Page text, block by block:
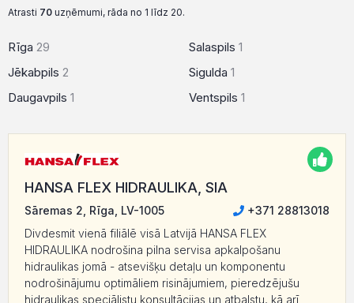
Atrasti 70 uzņēmumi, rāda no 1 līdz 20.
Rīga 29
Jēkabpils 2
Daugavpils 1
Salaspils 1
Sigulda 1
Ventspils 1
HANSA FLEX HIDRAULIKA, SIA
Sāremas 2, Rīga, LV-1005
+371 28813018
Divdesmit vienā filiālē visā Latvijā HANSA FLEX
HIDRAULIKA nodrošina pilna servisa apkalpošanu
hidraulikas jomā - atsevišķu detaļu un komponentu
nodrošinājumu optimāliem risinājumiem, pieredzējušu
hidraulikas speciālistu konsultācijas un atbalstu, kā arī